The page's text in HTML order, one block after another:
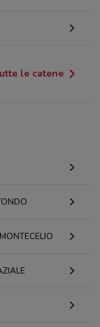
le catene